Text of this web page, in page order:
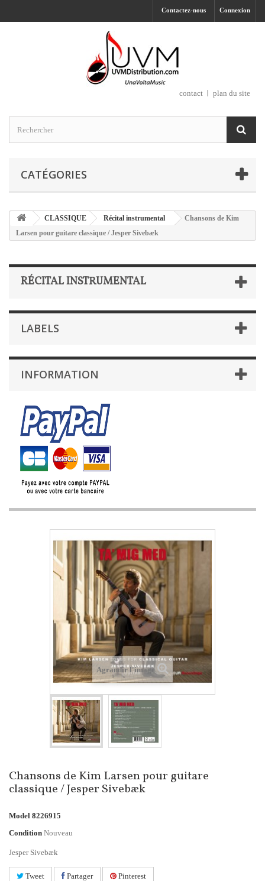
Connexion
Contactez-nous
contact plan du site
CATÉGORIES
CLASSIQUE Récital instrumental
Chansons de Kim
Larsen pour guitare classique / Jesper Sivebæk
RÉCITAL INSTRUMENTAL
LABELS
INFORMATION
Agrandir l'image
Chansons de Kim Larsen pour guitare
classique / Jesper Sivebæk
Model 8226915
Condition Nouveau
Jesper Sivebæk
Tweet Partager Pinterest